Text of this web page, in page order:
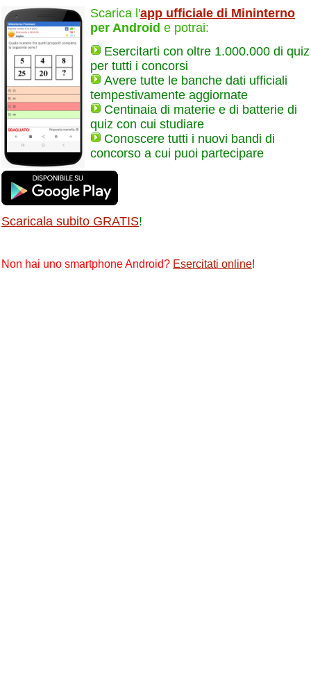
Scarica l'app ufficiale di Mininterno
per Android e potrai:
Esercitarti con oltre 1.000.000 di quiz
per tutti i concorsi
Avere tutte le banche dati ufficiali
tempestivamente aggiornate
Centinaia di materie e di batterie di
quiz con cui studiare
Conoscere tutti i nuovi bandi di
concorso a cui puoi partecipare
Scaricala subito GRATIS!
Non hai uno smartphone Android? Esercitati online!